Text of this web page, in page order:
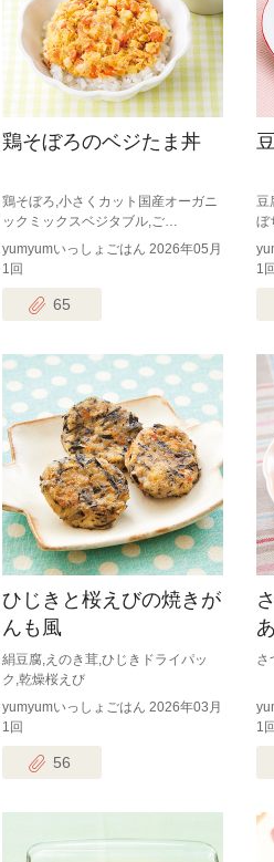
鶏そぼろのベジたま丼
鶏そぼろ,小さくカット国産オーガニ
ックミックスベジタブル,ご…
yumyumいっしょごはん 2026年05月
1回
65
豆
ぼ
1回
ひじきと桜えびの焼きが
んも風
絹豆腐,えのき茸,ひじきドライパッ
ク,乾燥桜えび
yumyumいっしょごはん 2026年03月
1回
56
さ
1回